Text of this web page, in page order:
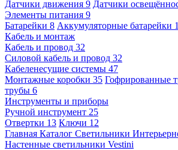
Датчики движения 9 Датчики
Элементы питания 9
Батарейки 8 Аккумуляторные батарейки 1
Кабель и монтаж
Кабель и провод 32
Силовой кабель и провод 32
Кабеленесущие системы 47
Монтажные коробки 35 Гофрированные
трубы 6
Инструменты и приборы
Ручной инструмент 25
Отвертки 13 Ключи 12
Главная Каталог Светильники
Настенные светильники Vestini